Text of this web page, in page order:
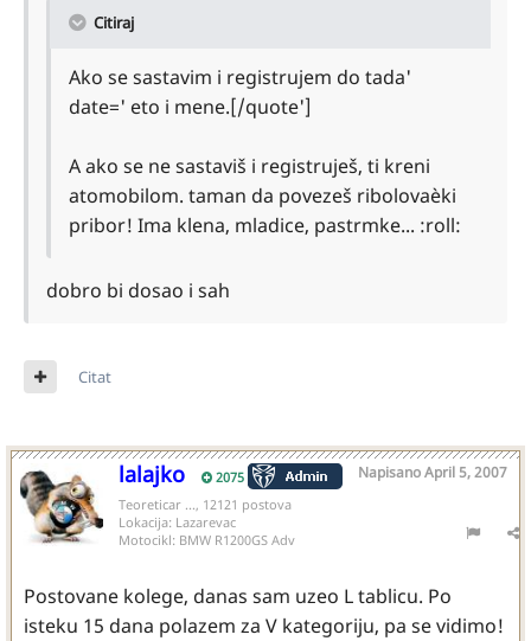
Citiraj
Ako se sastavim i registrujem do tada'
date=' eto i mene.[/quote']
A ako se ne sastaviš i registruješ, ti kreni
atomobilom. taman da povezeš ribolovaèki
pribor! Ima klena, mladice, pastrmke... :roll:
dobro bi dosao i sah
Citat
lalajko 2075 NapisanoApril 5, 2007
Teoreticar ..., 12121 postova
Lokacija: Lazarevac
Motocikl: BMW R1200GS Adv
Postovane kolege, danas sam uzeo L tablicu. Po
isteku 15 dana polazem za V kategoriju, pa se vidimo!